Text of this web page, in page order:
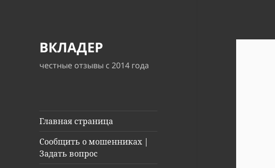
ВКЛАДЕР
честные отзывы с 2014 года
Главная страница
Сообщить о мошенниках |
Задать вопрос